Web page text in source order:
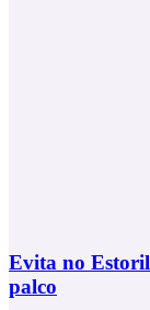
Evita no
palco